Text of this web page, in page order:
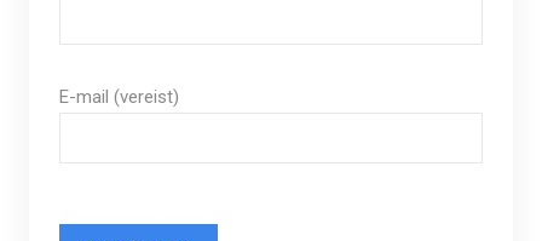
E-mail (vereist)